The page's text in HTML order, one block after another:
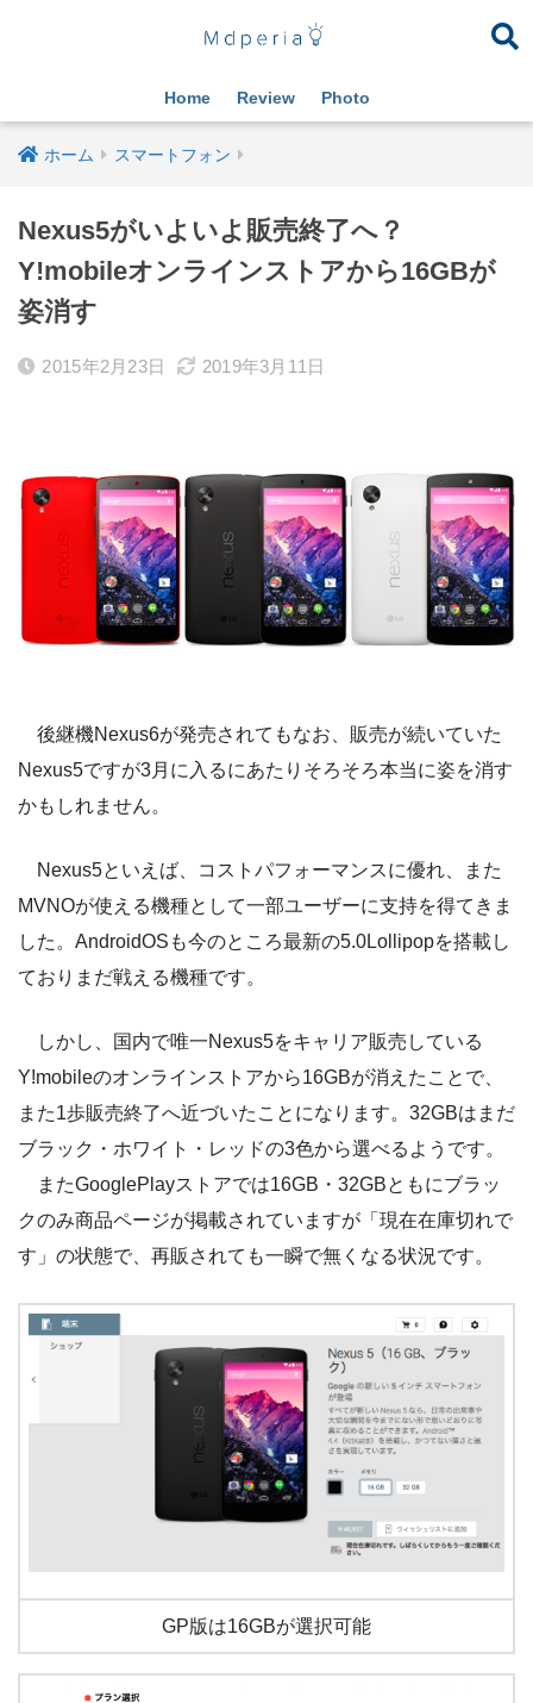
Home Review Photo
ホーム スマートフォン
Nexus5がいよいよ販売終了へ？
Y!mobileオンラインストアから16GBが
姿消す
2015年2月23日 2019年3月11日
後継機Nexus6が発売されてもなお、販売が続いていた
Nexus5ですが3月に入るにあたりそろそろ本当に姿を消す
かもしれません。
Nexus5といえば、コストパフォーマンスに優れ、また
MVNOが使える機種として一部ユーザーに支持を得てきま
した。AndroidOSも今のところ最新の5.0Lollipopを搭載し
ておりまだ戦える機種です。
しかし、国内で唯一Nexus5をキャリア販売している
Y!mobileのオンラインストアから16GBが消えたことで、
また1歩販売終了へ近づいたことになります。32GBはまだ
ブラック・ホワイト・レッドの3色から選べるようです。
またGooglePlayストアでは16GB・32GBともにブラッ
クのみ商品ページが掲載されていますが「現在在庫切れで
す」の状態で、再販されても一瞬で無くなる状況です。
GP版は16GBが選択可能